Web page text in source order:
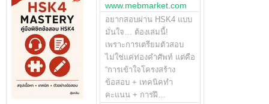
www.mebmarket.com
อยากสอบผ่าน HSK4 แบบ
มั่นใจ… ต้องเล่มนี้!
เพราะการเตรียมตัวสอบ
ไม่ใช่แค่ท่องคำศัพท์ แต่คือ
“การเข้าใจโครงสร้าง
ข้อสอบ + เทคนิคทำ
คะแนน + การฝึ…